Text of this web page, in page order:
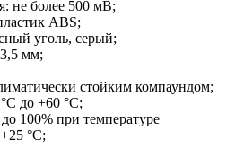
не более 500 мВ;
ABS;
уголь, серый;
мм;
стойким компаундом;
до +60 °С;
100% при температуре
°С;